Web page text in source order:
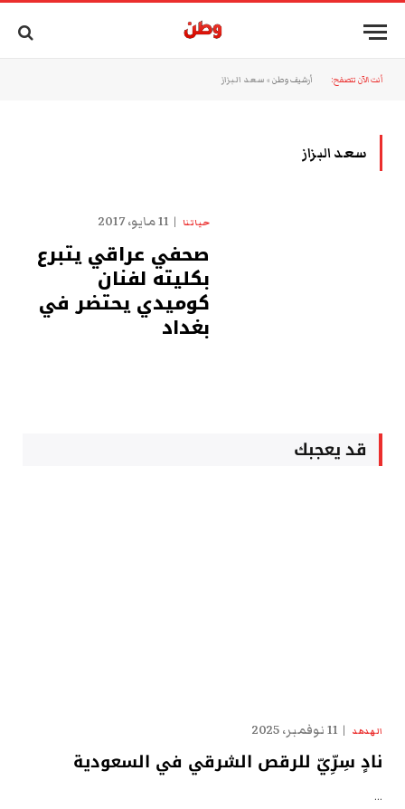
أنت الآن تتصفح: أرشيف وطن » سعد البزاز
سعد البزاز
حياتنا 11 مايو، 2017
صحفي عراقي يتبرع
بكليته لفنان
كوميدي يحتضر في
بغداد
قد يعجبك
الهدهد 11 نوفمبر، 2025
نادٍ سِرِّيّ للرقص الشرقي في السعودية
…